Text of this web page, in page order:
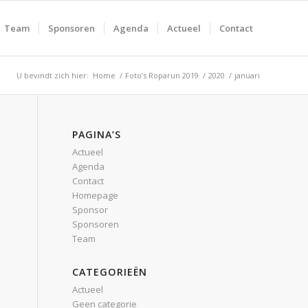
Team Sponsoren Agenda Actueel Contact
U bevindt zich hier: Home / Foto’s Roparun 2019 / 2020 / januari
PAGINA’S
Actueel
Agenda
Contact
Homepage
Sponsor
Sponsoren
Team
CATEGORIEËN
Actueel
Geen categorie